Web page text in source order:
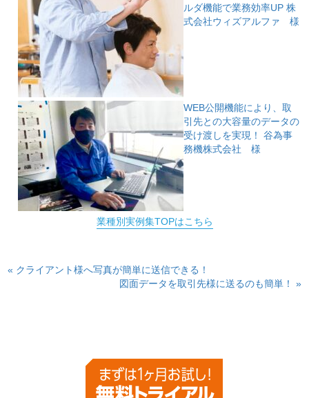
ルダ機能で業務効率UP株
式会社ウィズアルファ 様
WEB公開機能により、取
引先との大容量のデータの
受け渡しを実現！谷為事
務機株式会社 様
業種別実例集TOPはこちら
« クライアント様へ写真が簡単に送信できる！
図面データを取引先様に送るのも簡単！ »